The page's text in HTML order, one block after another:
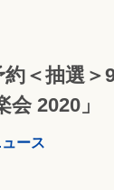
＜抽選
2020」
ース